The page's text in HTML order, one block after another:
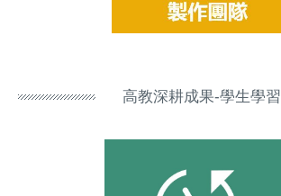
高教深耕成果-學生學習